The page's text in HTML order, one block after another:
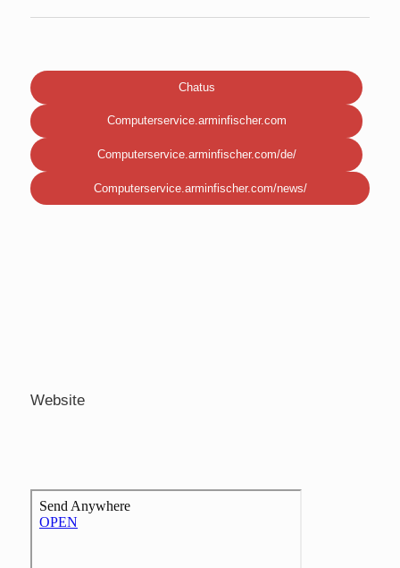
Chatus
Computerservice.arminfischer.com
Computerservice.arminfischer.com/de/
Computerservice.arminfischer.com/news/
Website